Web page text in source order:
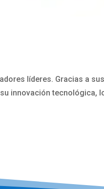
líderes. Gracias a
innovación tecnológica,